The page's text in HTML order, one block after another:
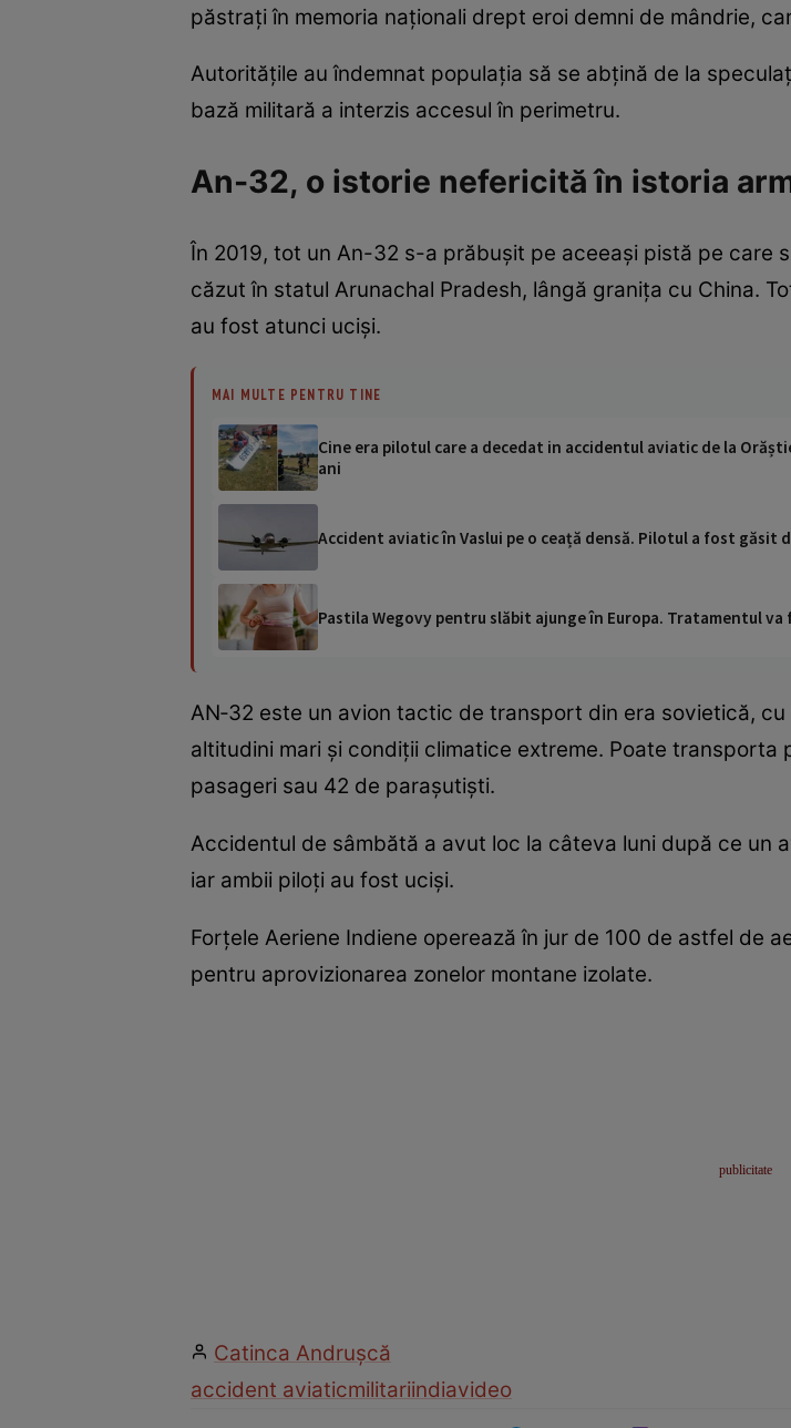
păstrați în memoria naționali drept eroi demni de mândrie,
Autoritățile au îndemnat populația să se abțină de la
bază militară a interzis accesul în perimetru.
An-32, o istorie nefericită în istoria
În 2019, tot un An-32 s-a prăbușit pe aceeași pistă pe care
căzut în statul Arunachal Pradesh, lângă graniţa cu China.
au fost atunci uciși.
MAI MULTE PENTRU TINE
Cine era pilotul care a decedat in accidentul aviatic de la
ani
Accident aviatic în Vaslui pe o ceață densă. Pilotul a fost găsit
Pastila Wegovy pentru slăbit ajunge în Europa. Tratamentul va
AN‑32 este un avion tactic de transport din era sovietică,
altitudini mari și condiții climatice extreme. Poate transporta
pasageri sau 42 de parașutiști.
Accidentul de sâmbătă a avut loc la câteva luni după ce un
iar ambii piloți au fost uciși.
Forțele Aeriene Indiene operează în jur de 100 de astfel de
pentru aprovizionarea zonelor montane izolate.
Catinca Andrușcă
accident aviaticmilitariindiavideo